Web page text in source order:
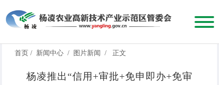
首页 / 新闻中心 / 图片新闻 / 正文
杨凌推出“信用+审批+免申即办+免审